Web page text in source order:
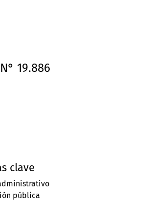
19.886
clave
pública